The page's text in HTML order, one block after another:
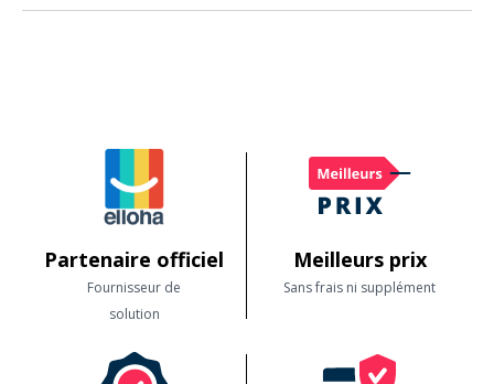
question d'envie.
Partenaire officiel
Fournisseur de
solution
Meilleurs prix
Sans frais ni supplément